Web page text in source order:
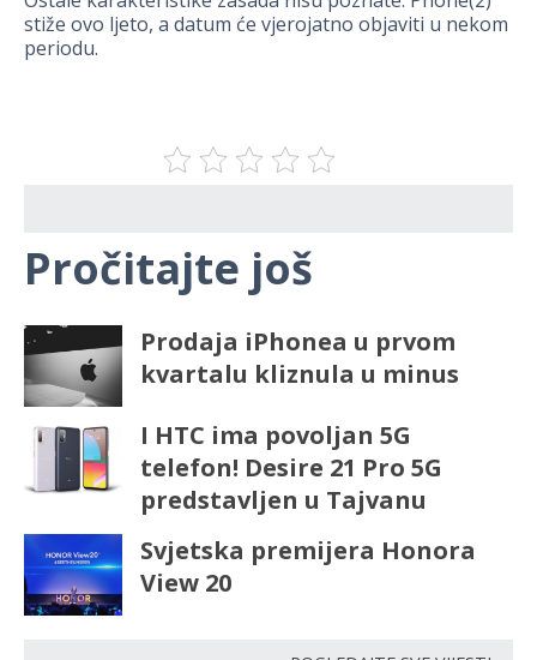
stiže ovo ljeto, a datum će vjerojatno objaviti u nekom
periodu.
Pročitajte još
Prodaja iPhonea u prvom
kvartalu kliznula u minus
I HTC ima povoljan 5G
telefon! Desire 21 Pro 5G
predstavljen u Tajvanu
Svjetska premijera Honora
View 20